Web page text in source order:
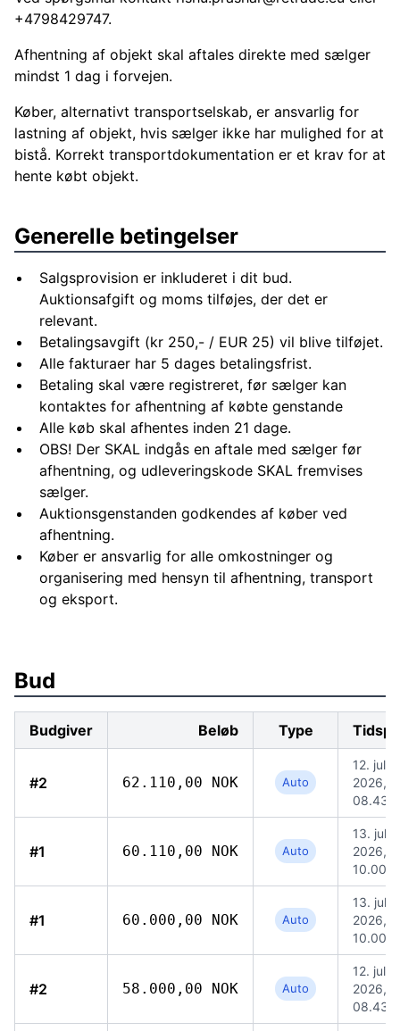
+4798429747.
Afhentning af objekt skal aftales direkte med sælger
mindst 1 dag i forvejen.
Køber, alternativt transportselskab, er ansvarlig for
lastning af objekt, hvis sælger ikke har mulighed for at
bistå. Korrekt transportdokumentation er et krav for at
hente købt objekt.
Generelle betingelser
Salgsprovision er inkluderet i dit bud.
Auktionsafgift og moms tilføjes, der det er
relevant.
Betalingsavgift (kr 250,- / EUR 25) vil blive tilføjet.
Alle fakturaer har 5 dages betalingsfrist.
Betaling skal være registreret, før sælger kan
kontaktes for afhentning af købte genstande
Alle køb skal afhentes inden 21 dage.
OBS! Der SKAL indgås en aftale med sælger før
afhentning, og udleveringskode SKAL fremvises
sælger.
Auktionsgenstanden godkendes af køber ved
afhentning.
Køber er ansvarlig for alle omkostninger og
organisering med hensyn til afhentning, transport
og eksport.
Bud
Budgiver Beløb Type
#2 62.110,00 NOK Auto
12. jul.
2026,
08.43
#1 60.110,00 NOK Auto
13. jul.
2026,
10.00
#1 60.000,00 NOK Auto
13. jul.
2026,
10.00
#2 58.000,00 NOK Auto
12. jul.
2026,
08.43